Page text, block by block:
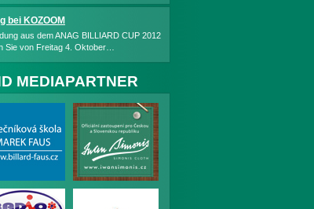
bei KOZOOM
aus dem ANAG BILLIARD CUP 2012
Sie von Freitag 4. Oktober…
MEDIAPARTNER